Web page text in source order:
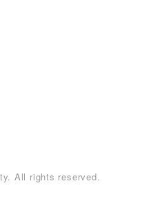
All rights reserved.